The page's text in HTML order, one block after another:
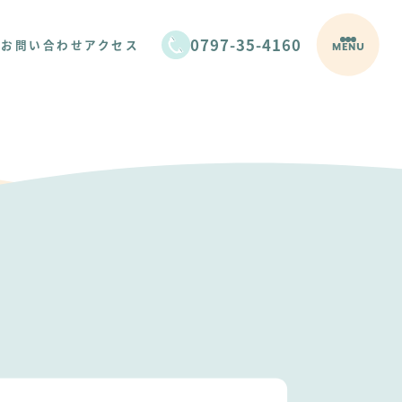
問い合わせ アクセス 0797-35-4160 MENU